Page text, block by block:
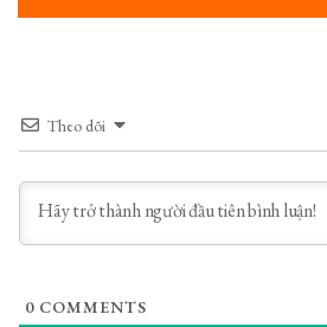
Theo dõi
0 COMMENTS